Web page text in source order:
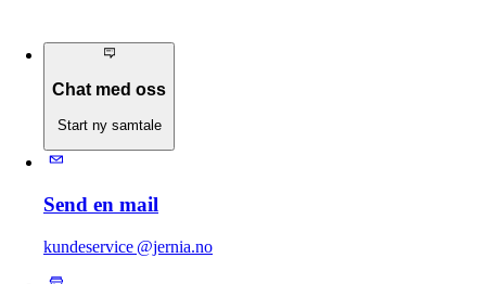
Chat med oss
Start ny samtale
Send en mail
kundeservice @jernia.no